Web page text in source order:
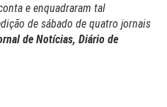
e enquadraram tal
de sábado de quatro jornais
de Notícias, Diário de